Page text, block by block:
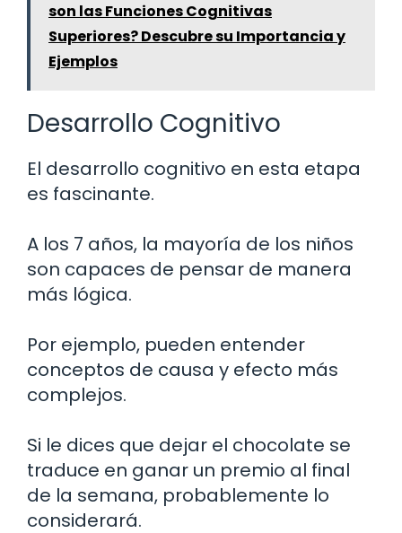
son las Funciones Cognitivas
Superiores? Descubre su Importancia y
Ejemplos
Desarrollo Cognitivo
El desarrollo cognitivo en esta etapa
es fascinante.
A los 7 años, la mayoría de los niños
son capaces de pensar de manera
más lógica.
Por ejemplo, pueden entender
conceptos de causa y efecto más
complejos.
Si le dices que dejar el chocolate se
traduce en ganar un premio al final
de la semana, probablemente lo
considerará.